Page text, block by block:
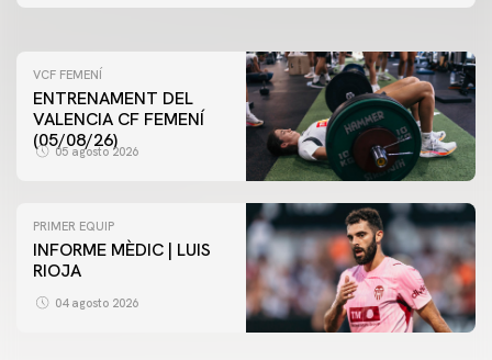
VCF FEMENÍ
ENTRENAMENT DEL
VALENCIA CF FEMENÍ
(05/08/26)
05 agosto 2026
PRIMER EQUIP
INFORME MÈDIC | LUIS
RIOJA
04 agosto 2026